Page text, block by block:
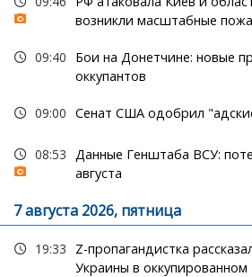
возникли масштабные
09:40
Бои на Донетчине: новые
оккупантов
09:00 Сенат США одобрил
08:53
Данные Генштаба ВСУ:
августа
7 августа 2026, пятница
19:33
Z-пропагандистка
Украины в